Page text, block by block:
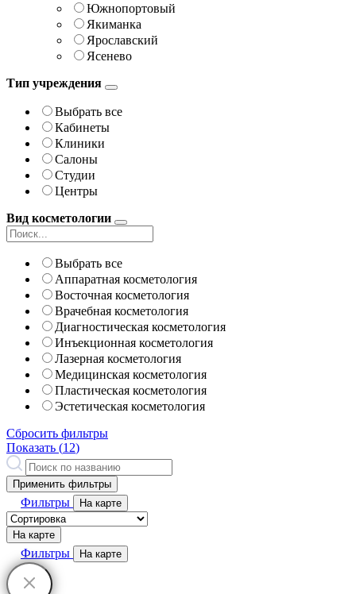
Южнопортовый
Якиманка
Ярославский
Ясенево
Тип учреждения
Выбрать все
Кабинеты
Клиники
Салоны
Студии
Центры
Вид косметологии
Выбрать все
Аппаратная косметология
Восточная косметология
Врачебная косметология
Диагностическая косметология
Инъекционная косметология
Лазерная косметология
Медицинская косметология
Пластическая косметология
Эстетическая косметология
Сбросить фильтры
Показать (12)
Применить фильтры
Фильтры На карте
На карте
Фильтры На карте